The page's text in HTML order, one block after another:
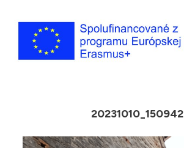
20231010_150942